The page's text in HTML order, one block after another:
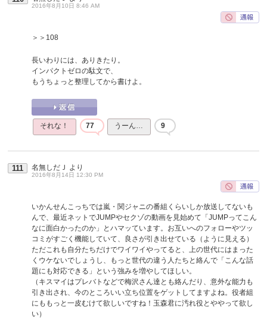
2016年8月10日 8:46 AM
＞＞108
長いわりには、ありきたり。
インパクトゼロの駄文で、
もうちょっと整理してから書けよ。
それな！ 77 うーん… 9
111 名無しだＪ より
2016年8月14日 12:30 PM
いかんせんこっちでは嵐・関ジャニの番組くらいしか放送してないも
んで、最近ネットでJUMPやセクゾの動画を見始めて「JUMPってこん
なに面白かったのか」とハマッています。お互いへのフォローやツッ
コミがすごく機能していて、良さが引き出せている（ように見える）
ただこれも自分たちだけでワイワイやってると、上の世代にはまった
くウケないでしょうし、もっと世代の違う人たちと絡んで「こんな話
題にも対応できる」という強みを増やしてほしい。
（キスマイはプレバトなどで梅沢さん達とも絡んだり、意外な能力も
引き出され、今のところいい立ち位置をゲットしてますよね。役者組
にももっと一皮むけて欲しいですね！玉森君に汚れ役とややって欲し
い）